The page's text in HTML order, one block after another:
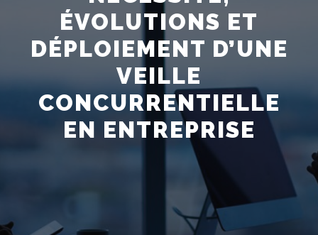
ÉVOLUTIONS ET
DÉPLOIEMENT D’UNE
VEILLE
CONCURRENTIELLE
EN ENTREPRISE